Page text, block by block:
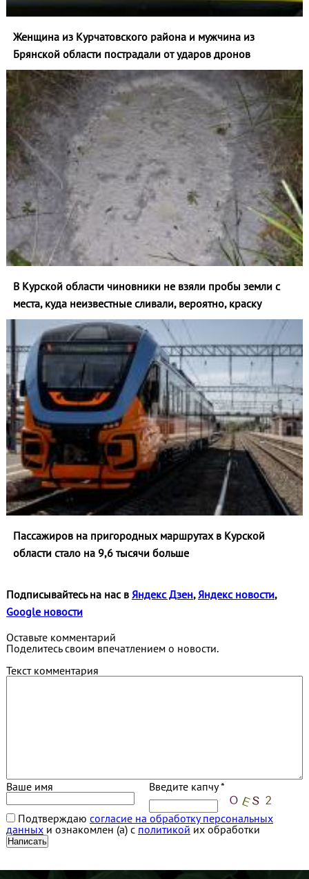
Женщина из Курчатовского района и мужчина из
Брянской области пострадали от ударов дронов
В Курской области чиновники не взяли пробы земли с
места, куда неизвестные сливали, вероятно, краску
Пассажиров на пригородных маршрутах в Курской
области стало на 9,6 тысячи больше
Подписывайтесь на нас в Яндекс Дзен, Яндекс новости,
Google новости
Оставьте комментарий
Поделитесь своим впечатлением о новости.
Текст комментария
Ваше имя Введите капчу *
Подтверждаю согласие на обработку персональных
данныхи ознакомлен (а) с политикой их обработки